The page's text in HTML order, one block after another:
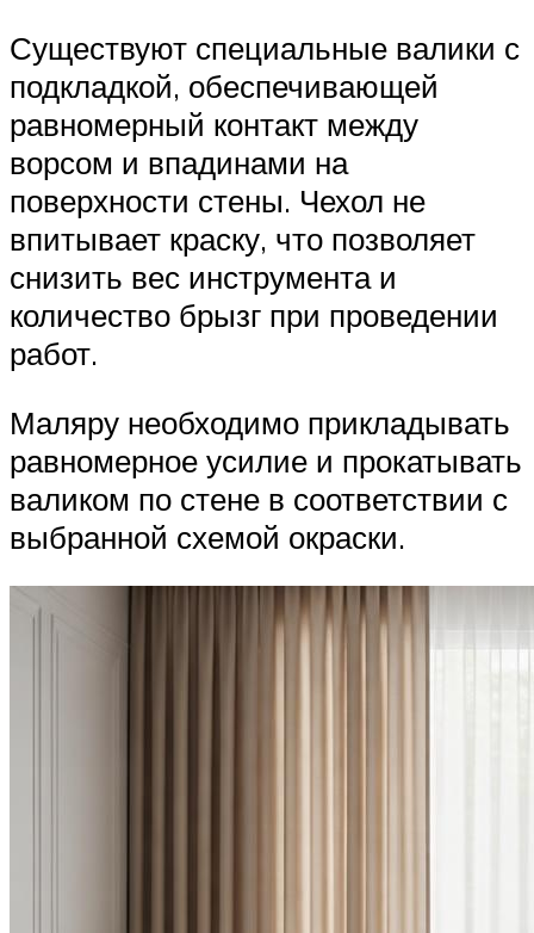
Существуют специальные валики с
подкладкой, обеспечивающей
равномерный контакт между
ворсом и впадинами на
поверхности стены. Чехол не
впитывает краску, что позволяет
снизить вес инструмента и
количество брызг при проведении
работ.
Маляру необходимо прикладывать
равномерное усилие и прокатывать
валиком по стене в соответствии с
выбранной схемой окраски.